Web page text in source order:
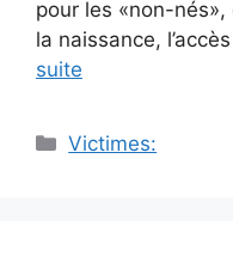
pour les «non-
la naissance,
suite
Catégories
Victimes: